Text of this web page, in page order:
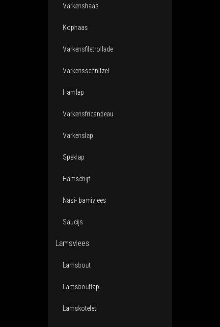
Varkenshaas
Kophaas
Varkensfiletrollade
Varkensschnitzel
Hamlap
Varkensfricandeau
Varkenslap
Speklap
Hamschijf
Nasi- bamivlees
Saucijs
Lamsvlees
Lamsbout
Lamsboutlap
Lamskotelet